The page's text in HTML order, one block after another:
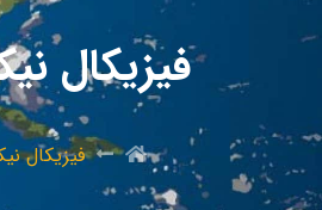
فیزیکال
فیزیکال